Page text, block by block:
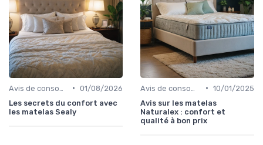
• 01/08/2026
Les secrets du confort avec
les matelas Sealy
• 10/01/2025
Avis sur les matelas
Naturalex : confort et
qualité à bon prix